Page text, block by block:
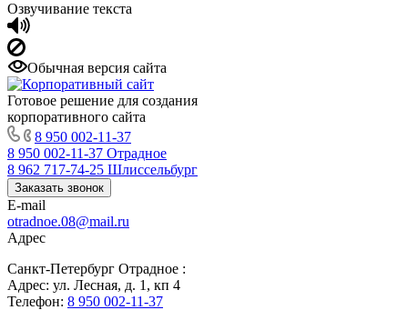
Озвучивание текста
Обычная версия сайта
Готовое решение для создания
корпоративного сайта
8 950 002-11-37
8 950 002-11-37 Отрадное
8 962 717-74-25 Шлиссельбург
Заказать звонок
E-mail
otradnoe.08@mail.ru
Адрес
Санкт-Петербург Отрадное :
Адрес: ул. Лесная, д. 1, кп 4
Телефон: 8 950 002-11-37